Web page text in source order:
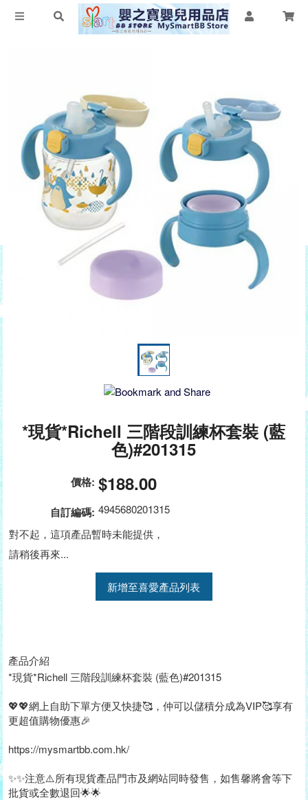
*現貨*Richell 三階段訓練杯套裝 (藍
色)#201315
價格: $188.00
自訂編碼: 4945680201315
對不起，這項產品暫時未能提供，
請稍後再來...
新增至喜愛產品列表
產品介紹
*現貨*Richell 三階段訓練杯套裝 (藍色)#201315
💖💖網上自助下單方便又快捷🥰，仲可以儲積分成為VIP🥰享有
更超值購物優惠🎉
https://mysmartbb.com.hk/
✨✨注意⚠️所有現貨產品門市及網站同時發售，如售馨將會等下
批貨或全數退回🌟🌟